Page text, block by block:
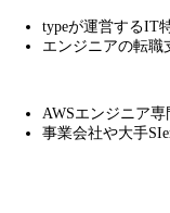
typeが運営するIT
エンジニアの転職
AWSエンジニア
事業会社や大手